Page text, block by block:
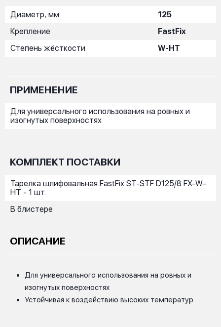
Диаметр, мм
125
Крепление
FastFix
Степень жёсткости
W-HT
ПРИМЕНЕНИЕ
Для универсального использования на ровных и
изогнутых поверхностях
КОМПЛЕКТ ПОСТАВКИ
Тарелка шлифовальная FastFix ST-STF D125/8 FX-W-
HT - 1 шт.
В блистере
ОПИСАНИЕ
Для универсального использования на ровных и
изогнутых поверхностях
Устойчивая к воздействию высоких температур